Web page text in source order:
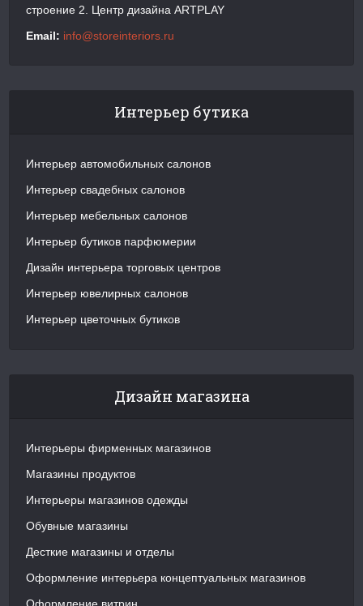
строение 2. Центр дизайна ARTPLAY
Email: info@storeinteriors.ru
Интерьер бутика
Интерьер автомобильных салонов
Интерьер свадебных салонов
Интерьер мебельных салонов
Интерьер бутиков парфюмерии
Дизайн интерьера торговых центров
Интерьер ювелирных салонов
Интерьер цветочных бутиков
Дизайн магазина
Интерьеры фирменных магазинов
Магазины продуктов
Интерьеры магазинов одежды
Обувные магазины
Десткие магазины и отделы
Оформление интерьера концептуальных магазинов